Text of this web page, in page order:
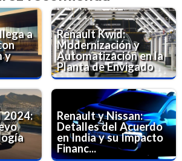
a
y
Renault Kwid:
Modernización y
Automatización en la
Planta de Envigado
2024:
Renault y Nissan:
Detalles del Acuerdo
en India y su Impacto
Financ...